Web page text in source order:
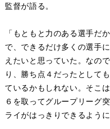
監督が語る。
「もともと力のある選手だ
で、できるだけ多くの選手
えたいと思っていた。なの
り、勝ち点４だったとして
ているかもしれない。そこ
６を取ってグループリーグ
ライがはっきりできるよう